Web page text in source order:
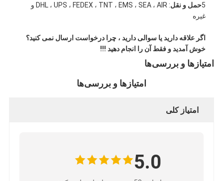
5حمل و نقل
: DHL ، UPS ، FEDEX ، TNT ، EMS ، SEA ، AIR و
غیره
اگر علاقه دارید یا سوالی دارید ، چرا درخواست ارسال نمی کنید؟
خوش آمدید و فقط آن را انجام دهید !!!
امتیازها و بررسی‌ها
امتیازها و بررسی‌ها
امتیاز کلی
5.0